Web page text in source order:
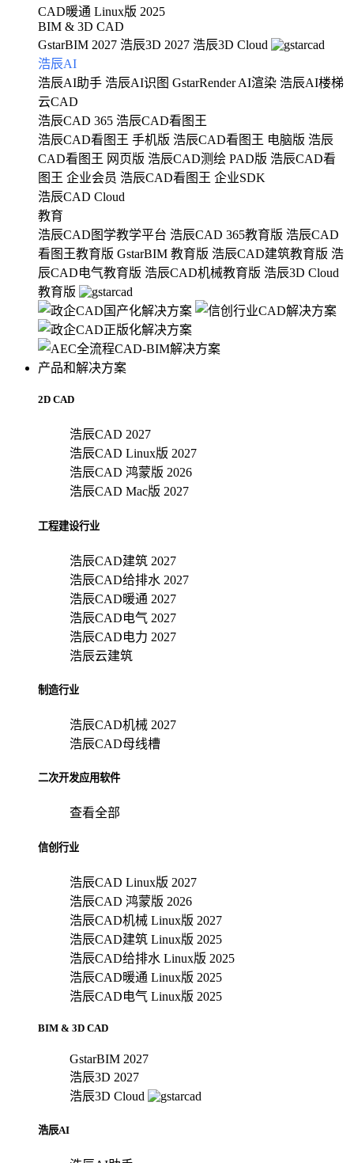
CAD暖通 Linux版 2025
BIM & 3D CAD
GstarBIM 2027 浩辰3D 2027 浩辰3D Cloud
浩辰AI
浩辰AI助手 浩辰AI识图 GstarRender AI渲染 浩辰AI楼梯
云CAD
浩辰CAD 365 浩辰CAD看图王
浩辰CAD看图王 手机版 浩辰CAD看图王 电脑版 浩辰
CAD看图王 网页版 浩辰CAD测绘 PAD版 浩辰CAD看
图王 企业会员 浩辰CAD看图王 企业SDK
浩辰CAD Cloud
教育
浩辰CAD图学教学平台 浩辰CAD 365教育版 浩辰CAD
看图王教育版 GstarBIM 教育版 浩辰CAD建筑教育版 浩
辰CAD电气教育版 浩辰CAD机械教育版 浩辰3D Cloud
教育版
产品和解决方案
2D CAD
浩辰CAD 2027
浩辰CAD Linux版 2027
浩辰CAD 鸿蒙版 2026
浩辰CAD Mac版 2027
工程建设行业
浩辰CAD建筑 2027
浩辰CAD给排水 2027
浩辰CAD暖通 2027
浩辰CAD电气 2027
浩辰CAD电力 2027
浩辰云建筑
制造行业
浩辰CAD机械 2027
浩辰CAD母线槽
二次开发应用软件
查看全部
信创行业
浩辰CAD Linux版 2027
浩辰CAD 鸿蒙版 2026
浩辰CAD机械 Linux版 2027
浩辰CAD建筑 Linux版 2025
浩辰CAD给排水 Linux版 2025
浩辰CAD暖通 Linux版 2025
浩辰CAD电气 Linux版 2025
BIM & 3D CAD
GstarBIM 2027
浩辰3D 2027
浩辰3D Cloud
浩辰AI